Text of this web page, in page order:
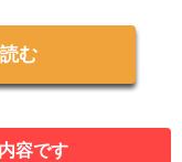
む
容です